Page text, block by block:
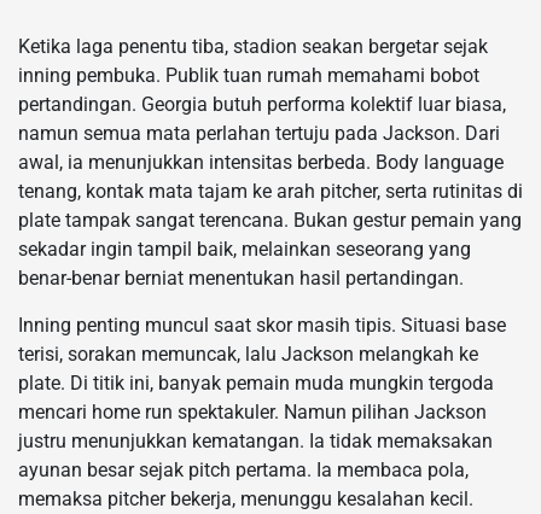
Ketika laga penentu tiba, stadion seakan bergetar sejak
inning pembuka. Publik tuan rumah memahami bobot
pertandingan. Georgia butuh performa kolektif luar biasa,
namun semua mata perlahan tertuju pada Jackson. Dari
awal, ia menunjukkan intensitas berbeda. Body language
tenang, kontak mata tajam ke arah pitcher, serta rutinitas di
plate tampak sangat terencana. Bukan gestur pemain yang
sekadar ingin tampil baik, melainkan seseorang yang
benar-benar berniat menentukan hasil pertandingan.
Inning penting muncul saat skor masih tipis. Situasi base
terisi, sorakan memuncak, lalu Jackson melangkah ke
plate. Di titik ini, banyak pemain muda mungkin tergoda
mencari home run spektakuler. Namun pilihan Jackson
justru menunjukkan kematangan. Ia tidak memaksakan
ayunan besar sejak pitch pertama. Ia membaca pola,
memaksa pitcher bekerja, menunggu kesalahan kecil.